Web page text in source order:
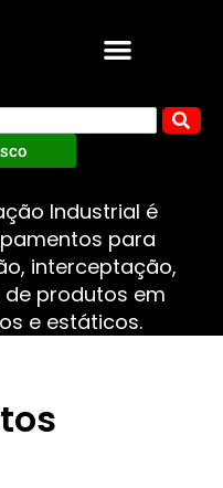
Industrial é
para
interceptação,
produtos em
e estáticos.